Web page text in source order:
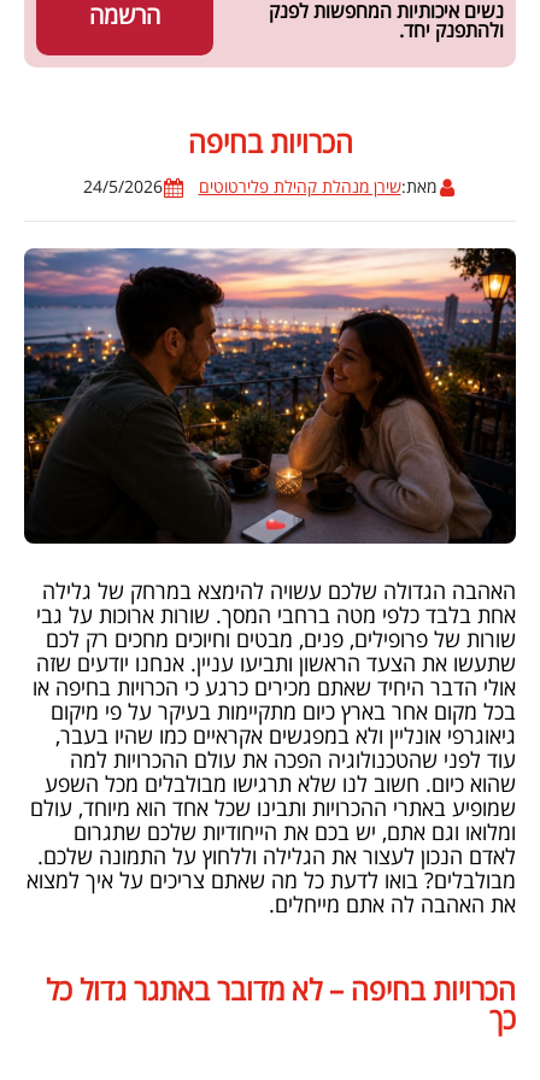
הרשמה
נשים איכותיות המחפשות לפנק
ולהתפנק יחד.
הכרויות בחיפה
מאת:שירן מנהלת קהילת פלירטוטים 24/5/2026
האהבה הגדולה שלכם עשויה להימצא במרחק של גלילה
אחת בלבד כלפי מטה ברחבי המסך. שורות ארוכות על גבי
שורות של פרופילים, פנים, מבטים וחיוכים מחכים רק לכם
שתעשו את הצעד הראשון ותביעו עניין. אנחנו יודעים שזה
אולי הדבר היחיד שאתם מכירים כרגע כי הכרויות בחיפה או
בכל מקום אחר בארץ כיום מתקיימות בעיקר על פי מיקום
גיאוגרפי אונליין ולא במפגשים אקראיים כמו שהיו בעבר,
עוד לפני שהטכנולוגיה הפכה את עולם ההכרויות למה
שהוא כיום. חשוב לנו שלא תרגישו מבולבלים מכל השפע
שמופיע באתרי ההכרויות ותבינו שכל אחד הוא מיוחד, עולם
ומלואו וגם אתם, יש בכם את הייחודיות שלכם שתגרום
לאדם הנכון לעצור את הגלילה וללחוץ על התמונה שלכם.
מבולבלים? בואו לדעת כל מה שאתם צריכים על איך למצוא
את האהבה לה אתם מייחלים.
הכרויות בחיפה – לא מדובר באתגר גדול כל
כך